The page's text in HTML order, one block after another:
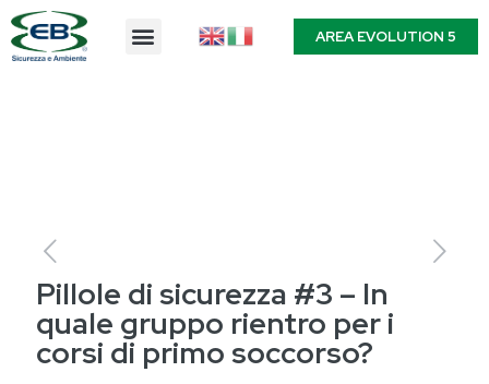
AREA EVOLUTION 5
Pillole di sicurezza #3 – In
quale gruppo rientro per i
corsi di primo soccorso?